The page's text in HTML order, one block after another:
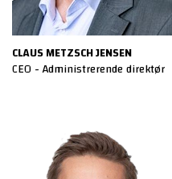
CLAUS METZSCH JENSEN
CEO - Administrerende direktør